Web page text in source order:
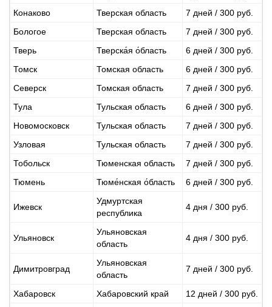
Конаково
Тверская область
7 дней / 300 руб.
Бологое
Тверская область
7 дней / 300 руб.
Тверь
Тверска́я о́бласть
6 дней / 300 руб.
Томск
Томская область
6 дней / 300 руб.
Северск
Томская область
7 дней / 300 руб.
Тула
Тульская область
6 дней / 300 руб.
Новомосковск
Тульская область
7 дней / 300 руб.
Узловая
Тульская область
7 дней / 300 руб.
Тобольск
Тюменская область
7 дней / 300 руб.
Тюмень
Тюме́нская о́бласть 6 дней / 300 руб.
Ижевск
Удмуртская
республика
4 дня / 300 руб.
Ульяновск
Ульяновская
область
4 дня / 300 руб.
Димитровград
Ульяновская
область
7 дней / 300 руб.
Хабаровск Хабаровский край
12 дней / 300 руб.